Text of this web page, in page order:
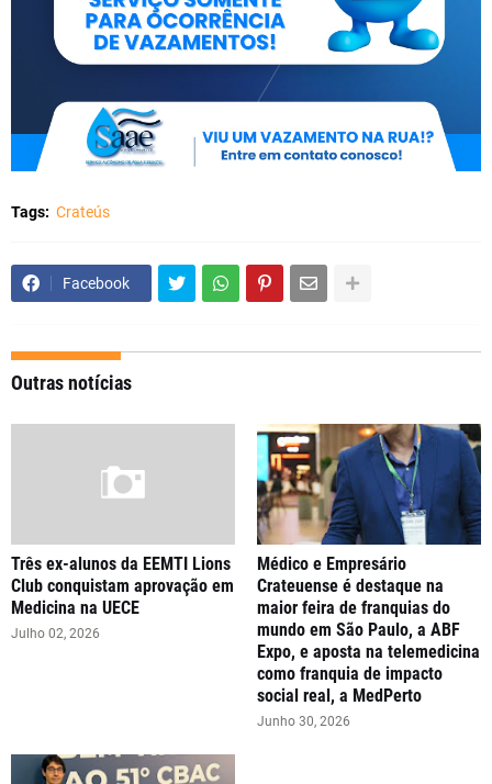
Tags: Crateús
Facebook
Outras notícias
Três ex-alunos da EEMTI Lions
Club conquistam aprovação em
Medicina na UECE
Julho 02, 2026
Médico e Empresário
Crateuense é destaque na
maior feira de franquias do
mundo em São Paulo, a ABF
Expo, e aposta na telemedicina
como franquia de impacto
social real, a MedPerto
Junho 30, 2026